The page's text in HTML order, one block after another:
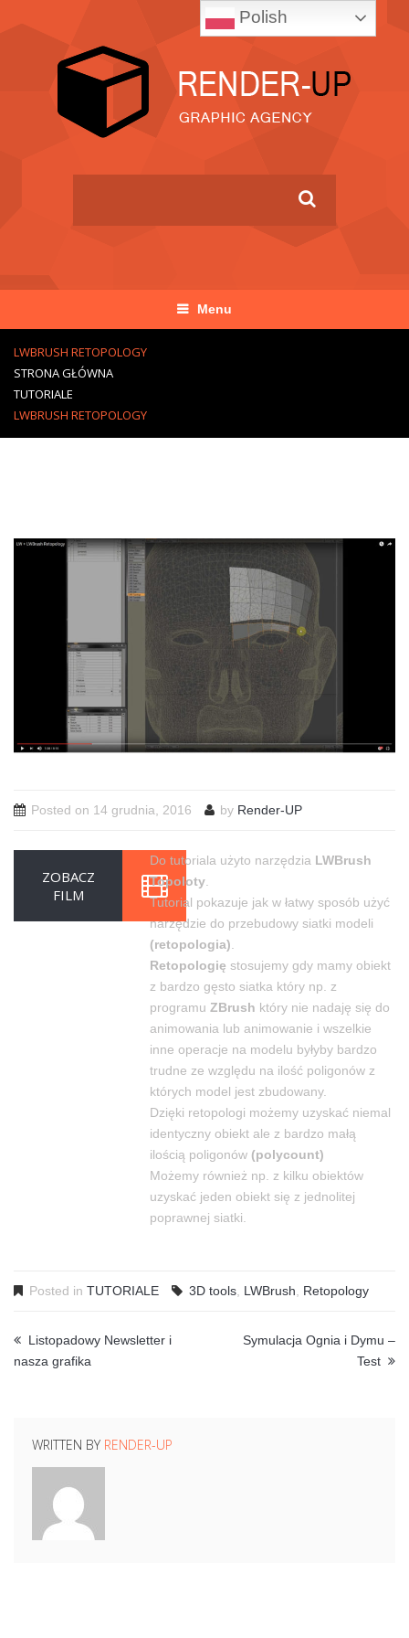
Menu
LWBRUSH RETOPOLOGY
STRONA GŁÓWNA
TUTORIALE
LWBRUSH RETOPOLOGY
Posted on 14 grudnia, 2016 by Render-UP
ZOBACZ
FILM
Do tutoriala użyto narzędzia LWBrush
Topoloty
Tutorial pokazuje jak w łatwy sposób użyć
narzędzie do przebudowy siatki modeli
(retopologia)
Retopologię stosujemy gdy mamy obiekt
z bardzo gęsto siatka który np. z
programuZBrush który nie nadaję się do
animowania lub animowanie i wszelkie
inne operacje na modelu byłyby bardzo
trudne ze względu na ilość poligonów z
których model jest zbudowany.
Dzięki retopologi możemy uzyskać niemal
identyczny obiekt ale z bardzo małą
ilością poligonów (polycount)
Możemy również np. z kilku obiektów
uzyskać jeden obiekt się z jednolitej
poprawnej siatki.
Posted in TUTORIALE 3D tools LWBrush Retopology
Listopadowy Newsletter i
nasza grafika
Symulacja Ognia i Dymu –
Test
WRITTEN BY RENDER-UP
Polish